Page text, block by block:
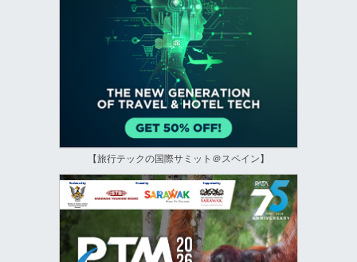
【旅行テックの国際サミット＠スペイン】